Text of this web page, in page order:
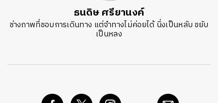
ธนดิษ​ ศรี​ยา​นงค์​
ช่างภาพที่ชอบการเดินทาง แต่จำทางไม่ค่อยได้ นิ่งเป็นหลับ ขยับ
เป็นหลง